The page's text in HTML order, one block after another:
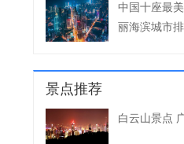
中国十座最
丽海滨城市
景点推荐
白云山景点